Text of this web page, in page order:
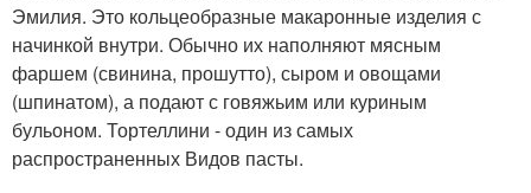
Эмилия. Это кольцеобразные макаронные изделия с
начинкой внутри. Обычно их наполняют мясным
фаршем (свинина, прошутто), сыром и овощами
(шпинатом), а подают с говяжьим или куриным
бульоном. Тортеллини - один из самых
распространенных Видов пасты.